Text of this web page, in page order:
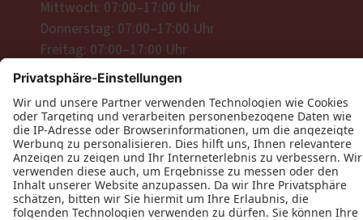
Mittwoch: 07:00–17:00 Uhr
Donnerstag: 07:00–17:00 Uhr
Freitag: 07:00–17:00 Uhr
Folgen Sie uns